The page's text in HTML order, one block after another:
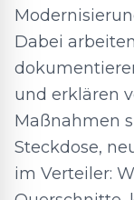
Dabei
und erklären
Maßnahmen
Steckdose,
im Verteiler: